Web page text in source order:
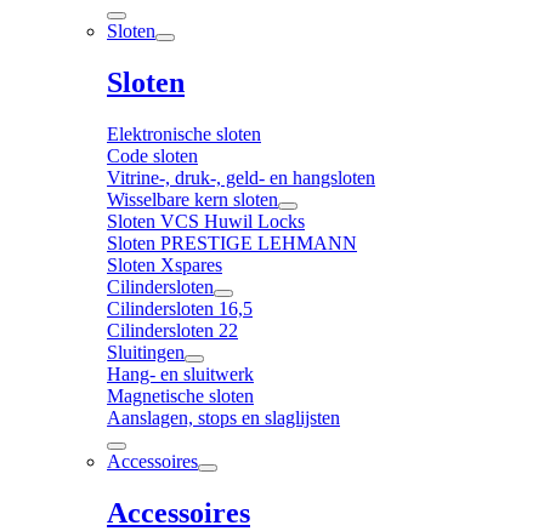
Sloten
Sloten
Elektronische sloten
Code sloten
Vitrine-, druk-, geld- en hangsloten
Wisselbare kern sloten
Sloten VCS Huwil Locks
Sloten PRESTIGE LEHMANN
Sloten Xspares
Cilindersloten
Cilindersloten 16,5
Cilindersloten 22
Sluitingen
Hang- en sluitwerk
Magnetische sloten
Aanslagen, stops en slaglijsten
Accessoires
Accessoires